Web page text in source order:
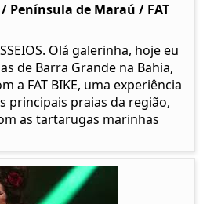
Península de Maraú / FAT
Olá galerinha, hoje eu
de Barra Grande na Bahia,
a FAT BIKE, uma experiência
principais praias da região,
as tartarugas marinhas